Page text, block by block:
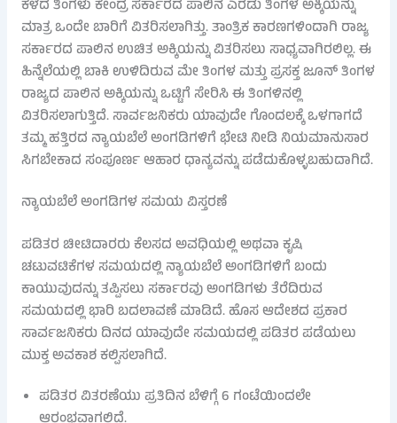
ಕಳೆದ ತಿಂಗಳು ಕೇಂದ್ರ ಸರ್ಕಾರದ ಪಾಲಿನ ಎರಡು ತಿಂಗಳ ಅಕ್ಕಿಯನ್ನು
ಮಾತ್ರ ಒಂದೇ ಬಾರಿಗೆ ವಿತರಿಸಲಾಗಿತ್ತು. ತಾಂತ್ರಿಕ ಕಾರಣಗಳಿಂದಾಗಿ ರಾಜ್ಯ
ಸರ್ಕಾರದ ಪಾಲಿನ ಉಚಿತ ಅಕ್ಕಿಯನ್ನು ವಿತರಿಸಲು ಸಾಧ್ಯವಾಗಿರಲಿಲ್ಲ. ಈ
ಹಿನ್ನೆಲೆಯಲ್ಲಿ ಬಾಕಿ ಉಳಿದಿರುವ ಮೇ ತಿಂಗಳ ಮತ್ತು ಪ್ರಸಕ್ತ ಜೂನ್ ತಿಂಗಳ
ರಾಜ್ಯದ ಪಾಲಿನ ಅಕ್ಕಿಯನ್ನು ಒಟ್ಟಿಗೆ ಸೇರಿಸಿ ಈ ತಿಂಗಳಿನಲ್ಲಿ
ವಿತರಿಸಲಾಗುತ್ತಿದೆ. ಸಾರ್ವಜನಿಕರು ಯಾವುದೇ ಗೊಂದಲಕ್ಕೆ ಒಳಗಾಗದೆ
ತಮ್ಮ ಹತ್ತಿರದ ನ್ಯಾಯಬೆಲೆ ಅಂಗಡಿಗಳಿಗೆ ಭೇಟಿ ನೀಡಿ ನಿಯಮಾನುಸಾರ
ಸಿಗಬೇಕಾದ ಸಂಪೂರ್ಣ ಆಹಾರ ಧಾನ್ಯವನ್ನು ಪಡೆದುಕೊಳ್ಳಬಹುದಾಗಿದೆ.
ನ್ಯಾಯಬೆಲೆ ಅಂಗಡಿಗಳ ಸಮಯ ವಿಸ್ತರಣೆ
ಪಡಿತರ ಚೀಟಿದಾರರು ಕೆಲಸದ ಅವಧಿಯಲ್ಲಿ ಅಥವಾ ಕೃಷಿ
ಚಟುವಟಿಕೆಗಳ ಸಮಯದಲ್ಲಿ ನ್ಯಾಯಬೆಲೆ ಅಂಗಡಿಗಳಿಗೆ ಬಂದು
ಕಾಯುವುದನ್ನು ತಪ್ಪಿಸಲು ಸರ್ಕಾರವು ಅಂಗಡಿಗಳು ತೆರೆದಿರುವ
ಸಮಯದಲ್ಲಿ ಭಾರಿ ಬದಲಾವಣೆ ಮಾಡಿದೆ. ಹೊಸ ಆದೇಶದ ಪ್ರಕಾರ
ಸಾರ್ವಜನಿಕರು ದಿನದ ಯಾವುದೇ ಸಮಯದಲ್ಲಿ ಪಡಿತರ ಪಡೆಯಲು
ಮುಕ್ತ ಅವಕಾಶ ಕಲ್ಪಿಸಲಾಗಿದೆ.
ಪಡಿತರ ವಿತರಣೆಯು ಪ್ರತಿದಿನ ಬೆಳಿಗ್ಗೆ 6 ಗಂಟೆಯಿಂದಲೇ